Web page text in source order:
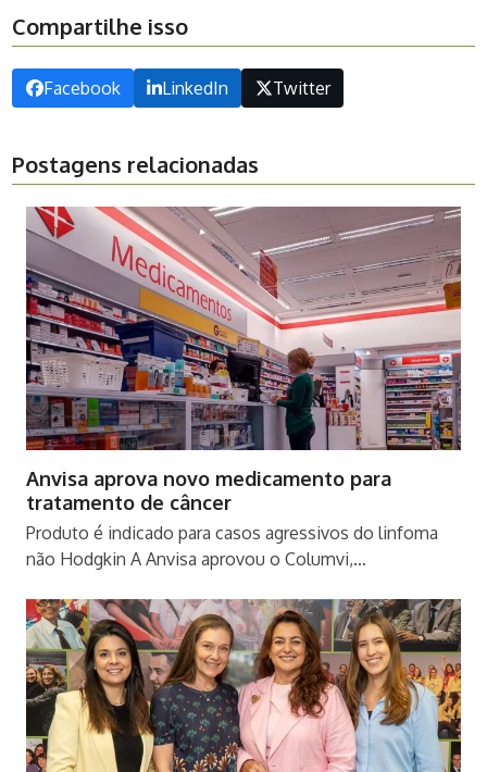
Compartilhe isso
Facebook LinkedIn Twitter
Postagens relacionadas
Anvisa aprova novo medicamento para
tratamento de câncer
Produto é indicado para casos agressivos do linfoma
não Hodgkin A Anvisa aprovou o Columvi,…